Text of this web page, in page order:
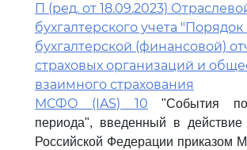
П (ред. от 18.09.2023)
бухгалтерского учета
бухгалтерской (финансовой)
страховых организаций и
взаимного страхования
МСФО (IAS) 10 "События
периода", введенный в действие
Российской Федерации приказом